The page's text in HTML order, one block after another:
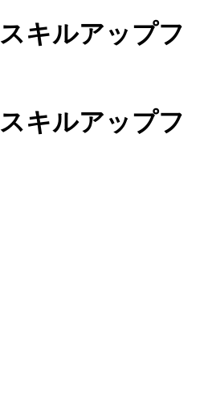
スキルアップフ
スキルアップフ